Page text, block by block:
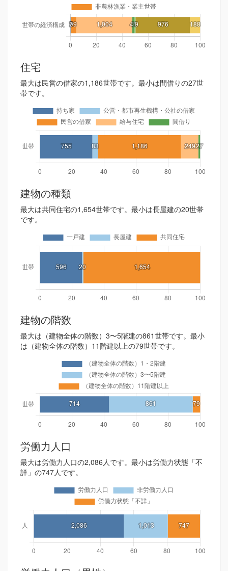
住宅
最大は民営の借家の1,186世帯です。最小は間借りの27世
帯です。
建物の種類
最大は共同住宅の1,654世帯です。最小は長屋建の20世帯
です。
建物の階数
最大は（建物全体の階数）3〜5階建の861世帯です。最小
は（建物全体の階数）11階建以上の79世帯です。
労働力人口
最大は労働力人口の2,086人です。最小は労働力状態「不
詳」の747人です。